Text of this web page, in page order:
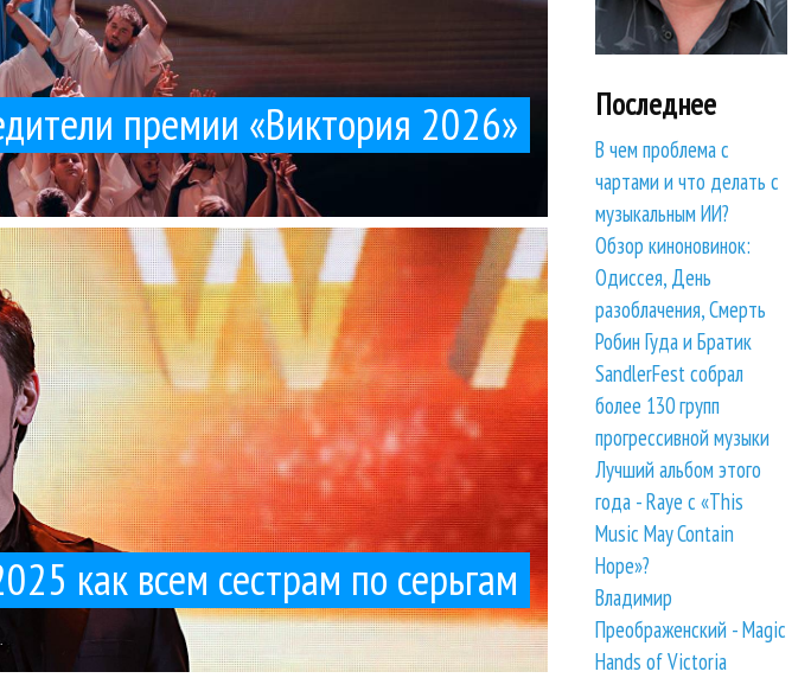
премии «Виктория 2026»
как всем сестрам по серьгам
всем сестрам по серьгам
11 / 2025
Джиган Дима Билан Мот Поп Татьяна Куртукова
считалось, что радио и стриминг – прямые конкуренты.
Наша аудитория слушает разную музыку...
Последнее
В чем проблема с
чартами и что делать с
музыкальным ИИ?
Обзор киноновинок:
Одиссея, День
разоблачения, Смерть
Робин Гуда и Братик
SandlerFest собрал
более 130 групп
прогрессивной музыки
Лучший альбом этого
года - Raye с «This
Music May Contain
Hope»?
Владимир
Преображенский - Magic
Hands of Victoria